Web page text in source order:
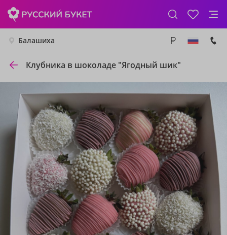
Балашиха
Клубника в шоколаде "Ягодный шик"